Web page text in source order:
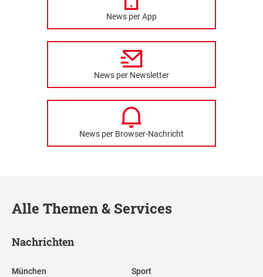
News per App
News per Newsletter
News per Browser-Nachricht
Alle Themen & Services
Nachrichten
München Sport